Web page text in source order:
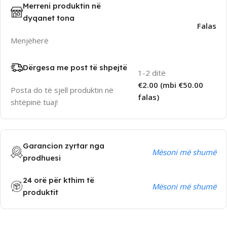
Merreni produktin në
dyqanet tona
Menjëherë
Falas
Dërgesa me post të shpejtë
Posta do të sjell produktin në
shtëpinë tuaj!
1-2 ditë
€2.00 (mbi €50.00
falas)
Garancion zyrtar nga
prodhuesi
Mësoni më shumë
24 orë për kthim të
produktit
Mësoni më shumë